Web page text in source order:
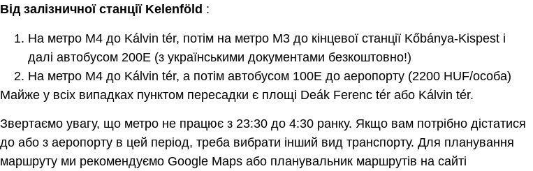
Від залізничної станції Kelenföld :
На метро M4 до Kálvin tér, потім на метро M3 до кінцевої станції Kőbánya-Kispest і
далі автобусом 200E (з українськими документами безкоштовно!)
На метро M4 до Kálvin tér, а потім автобусом 100E до аеропорту (2200 HUF/особа)
Майже у всіх випадках пунктом пересадки є площі Deák Ferenc tér або Kálvin tér.
Звертаємо увагу, що метро не працює з 23:30 до 4:30 ранку. Якщо вам потрібно дістатися
до або з аеропорту в цей період, треба вибрати інший вид транспорту. Для планування
маршруту ми рекомендуємо Google Maps або планувальник маршрутів на сайті